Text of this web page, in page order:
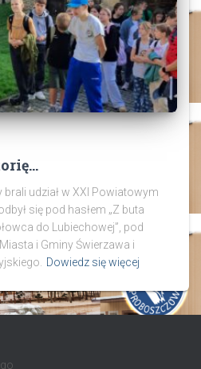
brali udział w XXI Powiatowym
się pod hasłem „Z buta
do Lubiechowej”, pod
i Gminy Świerzawa i
Dowiedz się więcej